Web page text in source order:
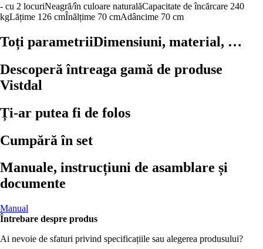
- cu 2 locuriNeagră/în culoare naturalăCapacitate de încărcare 240
kgLățime 126 cmÎnălțime 70 cmAdâncime 70 cm
Toți parametriiDimensiuni, material, …
Descoperă întreaga gamă de produse
Vistdal
Ți-ar putea fi de folos
Cumpără în set
Manuale, instrucțiuni de asamblare și
documente
Manual
Întrebare despre produs
Ai nevoie de sfaturi privind specificațiile sau alegerea produsului?